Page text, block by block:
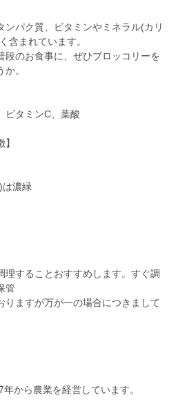
ンパク質、ビタミンやミネラル(カリ
含まれています。
段のお食事に、ぜひブロッコリーを
。
ビタミンC、葉酸
は濃緑
理することおすすめします。すぐ調
管
ますが万が一の場合につきまして
から農業を経営しています。